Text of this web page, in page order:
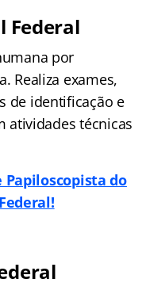
Federal
por
Realiza exames,
de identificação e
atividades técnicas
Papiloscopista do